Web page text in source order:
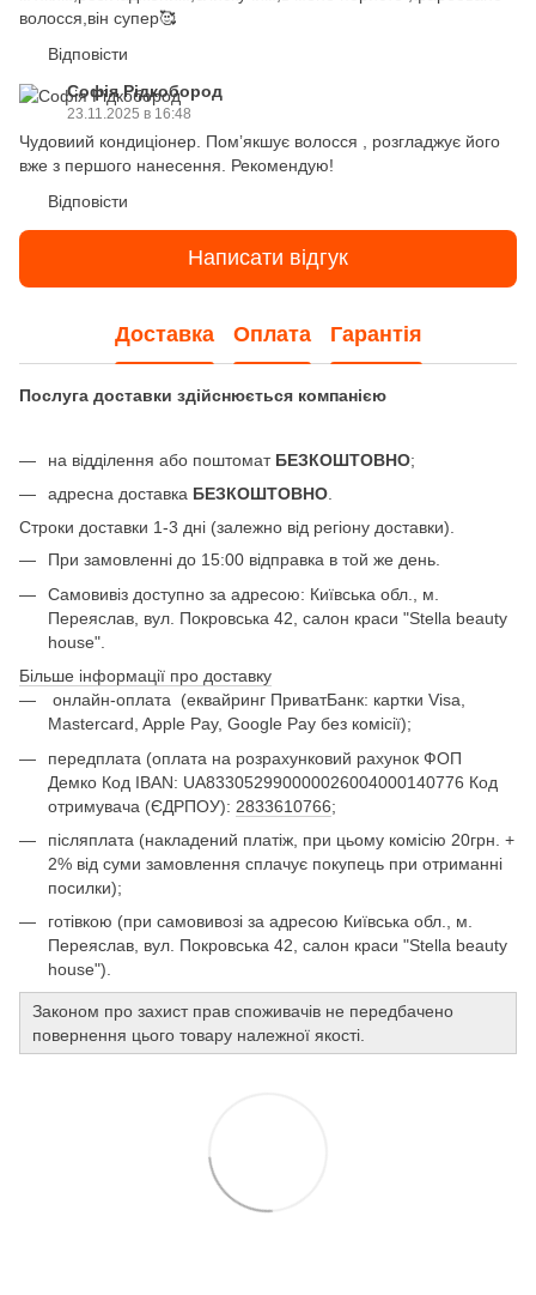
волосся,він супер🥰
Відповісти
Софія Рідкобород
23.11.2025 в 16:48
Чудовиий кондиціонер. Помʼякшує волосся , розгладжує його
вже з першого нанесення. Рекомендую!
Відповісти
Написати відгук
Доставка Оплата Гарантія
Послуга доставки здійснюється компанією
на відділення або поштомат БЕЗКОШТОВНО;
адресна доставка БЕЗКОШТОВНО
Строки доставки 1-3 дні (залежно від регіону доставки).
При замовленні до 15:00 відправка в той же день.
Самовивіз доступно за адресою: Київська обл., м.
Переяслав, вул. Покровська 42, салон краси "Stella beauty
house".
Більше інформації про доставку
онлайн-оплата
(еквайринг ПриватБанк: картки Visa,
Mastercard, Apple Pay, Google Pay без комісії);
передплата (оплата на розрахунковий рахунок ФОП
Демко Код IBAN: UA833052990000026004000140776 Код
отримувача (ЄДРПОУ): 2833610766;
післяплата (накладений платіж, при цьому комісію 20грн. +
2% від суми замовлення сплачує покупець при отриманні
посилки);
готівкою (при самовивозі за адресою Київська обл., м.
Переяслав, вул. Покровська 42, салон краси "Stella beauty
house").
Законом про захист прав споживачів не передбачено
повернення цього товару належної якості.